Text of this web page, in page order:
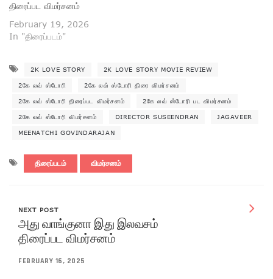
திரைப்பட விமர்சனம்
February 19, 2026
In "திரைப்படம்"
2K LOVE STORY 2K LOVE STORY MOVIE REVIEW
2கே லவ் ஸ்டோரி 2கே லவ் ஸ்டோரி திரை விமர்சனம்
2கே லவ் ஸ்டோரி திரைப்பட விமர்சனம் 2கே லவ் ஸ்டோரி பட விமர்சனம்
2கே லவ் ஸ்டோரி விமர்சனம் DIRECTOR SUSEENDRAN JAGAVEER
MEENATCHI GOVINDARAJAN
திரைப்படம் விமர்சனம்
NEXT POST
அது வாங்குனா இது இலவசம்
திரைப்பட விமர்சனம்
FEBRUARY 16, 2025